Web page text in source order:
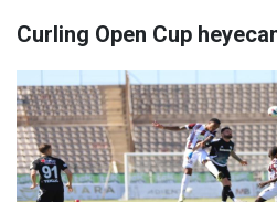
Curling Open Cup